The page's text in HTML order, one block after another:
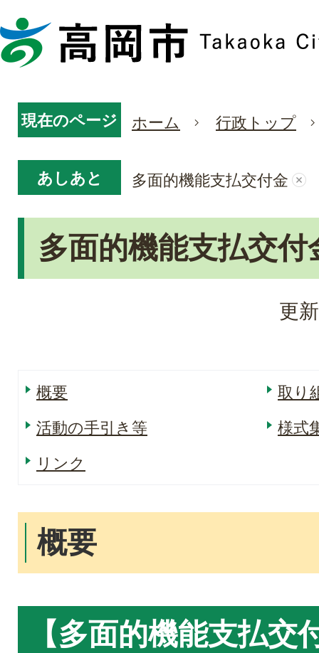
現在のページ ホーム 行政トップ
あしあと 多面的機能支払交付金
多面的機能支払交付
更
概要
取り
活動の手引き等
様式
リンク
概要
【多面的機能支払交